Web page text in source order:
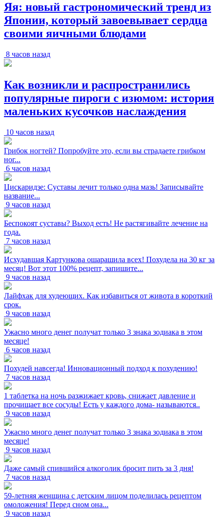
Яя: новый гастрономический тренд из
Японии, который завоевывает сердца
своими яичными блюдами
8 часов назад
Как возникли и распространились
популярные пироги с изюмом: история
маленьких кусочков наслаждения
10 часов назад
Грибок ногтей? Попробуйте это, если вы страдаете грибком
ног...
6 часов назад
Цискаридзе: Суставы лечит только одна мазь! Записывайте
название...
9 часов назад
Беспокоят суставы? Выход есть! Не растягивайте лечение на
года.
7 часов назад
Исхудавшая Картункова ошарашила всех! Похудела на 30 кг за
месяц! Вот этот 100% рецепт, запишите...
9 часов назад
Лайфхак для худеющих. Как избавиться от живота в короткий
срок.
9 часов назад
Ужасно много денег получат только 3 знака зодиака в этом
месяце!
6 часов назад
Похудей навсегда! Инновационный подход к похудению!
7 часов назад
1 таблетка на ночь разжижает кровь, снижает давление и
прочищает все сосуды! Есть у каждого дома- называются..
9 часов назад
Ужасно много денег получат только 3 знака зодиака в этом
месяце!
9 часов назад
Даже самый спившийся алкоголик бросит пить за 3 дня!
7 часов назад
59-летняя женщина с детским лицом поделилась рецептом
омоложения! Перед сном она...
9 часов назад